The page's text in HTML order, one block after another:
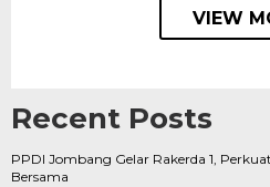
VIEW
Recent Posts
PPDI Jombang Gelar Rakerda 1,
Bersama